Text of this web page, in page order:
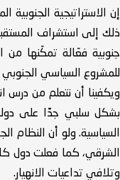
إن الاستراتيجية
ذلك إلى استشراف
جنوبية فعّالة تمكّنها من
للمشروع السياسي
ويكفينا أن نتعلم من درس
بشكل سلبي جدًا على
السياسية. ولو أن النظام
الشرقي، كما فعلت دول
وتلافي تداعيات الانهيار.